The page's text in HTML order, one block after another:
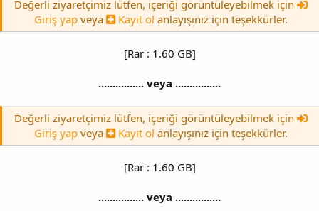
Değerli ziyaretçimiz lütfen, içeriği görüntüleyebilmek için
Giriş yap veya Kayıt ol anlayışınız için teşekkürler.
[Rar : 1.60 GB]
................ veya ................
Değerli ziyaretçimiz lütfen, içeriği görüntüleyebilmek için
Giriş yap veya Kayıt ol anlayışınız için teşekkürler.
[Rar : 1.60 GB]
................ veya ................